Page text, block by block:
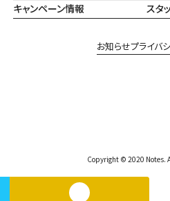
Copyright © 2020 Notes.
キャンペーン情報
スタ
お知らせプライバ